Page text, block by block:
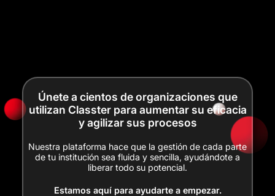
Únete a cientos de organizaciones que
utilizan Classter para aumentar su eficacia
y agilizar sus procesos
Nuestra plataforma hace que la gestión de cada parte
de tu institución sea fluida y sencilla, ayudándote a
liberar todo su potencial.
Estamos aquí para ayudarte a empezar.